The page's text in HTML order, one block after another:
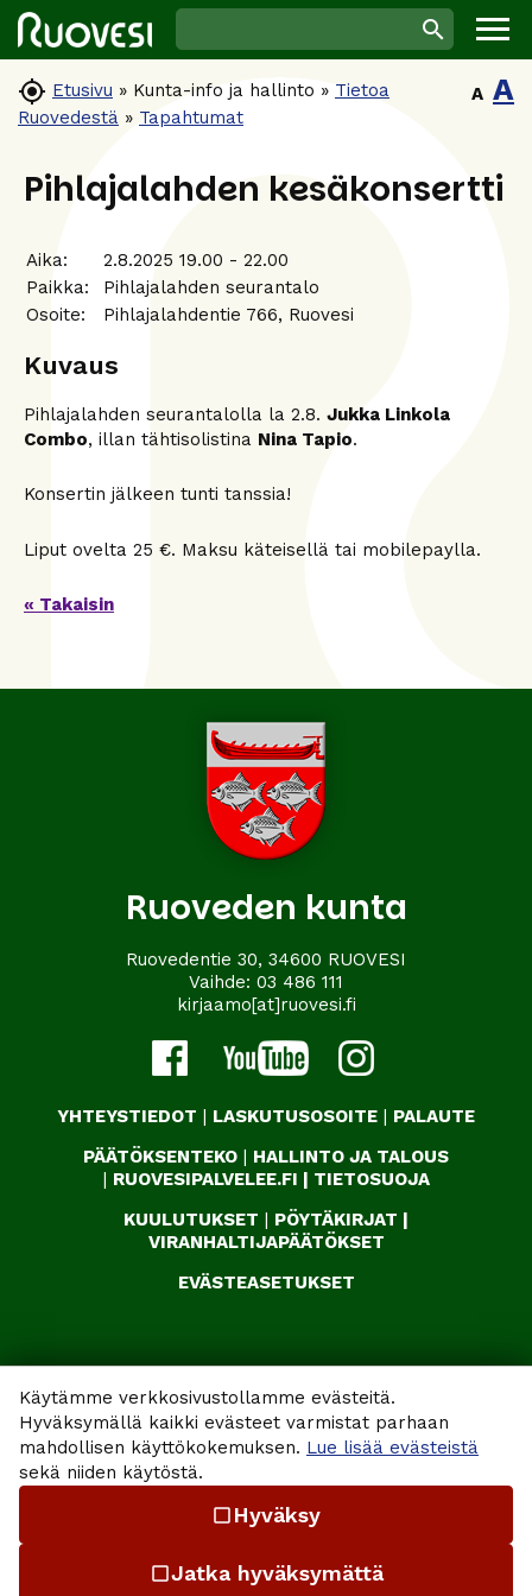
Käytämme verkkosivustollamme evästeitä.
Hyväksymällä kaikki evästeet varmistat parhaan
mahdollisen käyttökokemuksen. Lue lisää evästeistä
sekä niiden käytöstä.
check_box_outline_blank Hyväksy
check_box_outline_blankJatka hyväksymättä
 Etusivu » Kunta-info ja hallinto » Tietoa
Ruovedestä » Tapahtumat
A A
Pihlajalahden kesäkonsertti
Aika:
2.8.2025 19.00 - 22.00
Paikka:
Pihlajalahden seurantalo
Osoite:
Pihlajalahdentie 766, Ruovesi
Kuvaus
Pihlajalahden seurantalolla la 2.8. Jukka Linkola
Combo, illan tähtisolistina Nina Tapio.
Konsertin jälkeen tunti tanssia!
Liput ovelta 25 €. Maksu käteisellä tai mobilepaylla.
« Takaisin
Ruoveden kunta
Ruovedentie 30, 34600 RUOVESI
Vaihde: 03 486 111
kirjaamo[at]ruovesi.fi
YHTEYSTIEDOT | LASKUTUSOSOITE | PALAUTE
PÄÄTÖKSENTEKO | HALLINTO JA TALOUS
| RUOVESIPALVELEE.FI | TIETOSUOJA
KUULUTUKSET | PÖYTÄKIRJAT |
VIRANHALTIJAPÄÄTÖKSET
EVÄSTEASETUKSET